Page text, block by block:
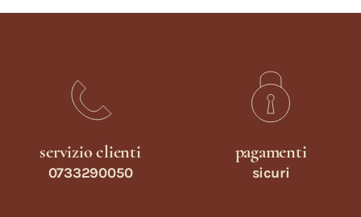
servizio clienti
0733290050
pagamenti
sicuri